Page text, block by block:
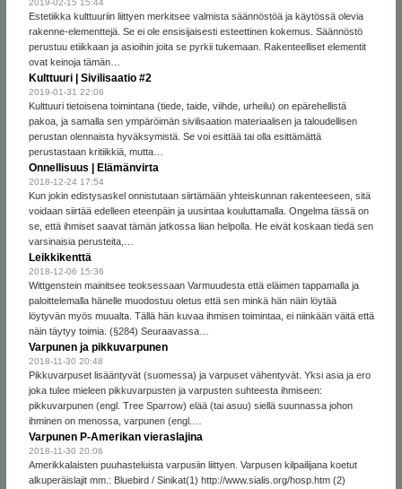
2019-02-15 15:44
Estetiikka kulttuuriin liittyen merkitsee valmista säännöstöä ja käytössä olevia
rakenne-elementtejä. Se ei ole ensisijaisesti esteettinen kokemus. Säännöstö
perustuu etiikkaan ja asioihin joita se pyrkii tukemaan. Rakenteelliset elementit
ovat keinoja tämän…
Kulttuuri | Sivilisaatio #2
2019-01-31 22:06
Kulttuuri tietoisena toimintana (tiede, taide, viihde, urheilu) on epärehellistä
pakoa, ja samalla sen ympäröimän sivilisaation materiaalisen ja taloudellisen
perustan olennaista hyväksymistä. Se voi esittää tai olla esittämättä
perustastaan kritiikkiä, mutta…
Onnellisuus | Elämänvirta
2018-12-24 17:54
Kun jokin edistysaskel onnistutaan siirtämään yhteiskunnan rakenteeseen, sitä
voidaan siirtää edelleen eteenpäin ja uusintaa kouluttamalla. Ongelma tässä on
se, että ihmiset saavat tämän jatkossa liian helpolla. He eivät koskaan tiedä sen
varsinaisia perusteita,…
Leikkikenttä
2018-12-06 15:36
Wittgenstein mainitsee teoksessaan Varmuudesta että eläimen tappamalla ja
paloittelemalla hänelle muodostuu oletus että sen minkä hän näin löytää
löytyvän myös muualta. Tällä hän kuvaa ihmisen toimintaa, ei niinkään väitä että
näin täytyy toimia. (§284) Seuraavassa…
Varpunen ja pikkuvarpunen
2018-11-30 20:48
Pikkuvarpuset lisääntyvät (suomessa) ja varpuset vähentyvät. Yksi asia ja ero
joka tulee mieleen pikkuvarpusten ja varpusten suhteesta ihmiseen:
pikkuvarpunen (engl. Tree Sparrow) elää (tai asuu) siellä suunnassa johon
ihminen on menossa, varpunen (engl.…
Varpunen P-Amerikan vieraslajina
2018-11-30 20:06
Amerikkalaisten puuhasteluista varpusiin liittyen. Varpusen kilpailijana koetut
alkuperäislajit mm.: Bluebird / Sinikat(1) http://www.sialis.org/hosp.htm (2)